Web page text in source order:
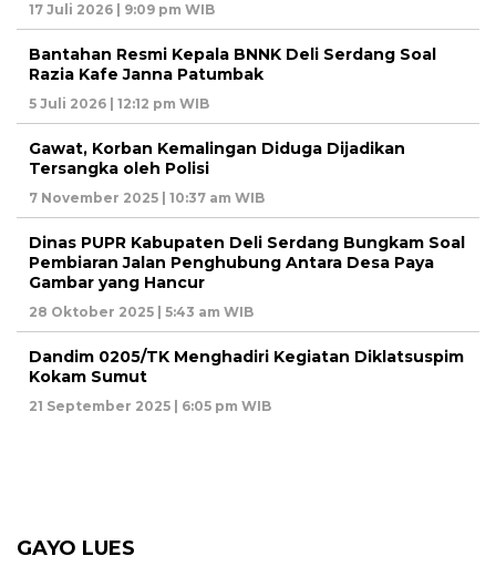
17 Juli 2026 | 9:09 pm WIB
Bantahan Resmi Kepala BNNK Deli Serdang Soal
Razia Kafe Janna Patumbak
5 Juli 2026 | 12:12 pm WIB
Gawat, Korban Kemalingan Diduga Dijadikan
Tersangka oleh Polisi
7 November 2025 | 10:37 am WIB
Dinas PUPR Kabupaten Deli Serdang Bungkam Soal
Pembiaran Jalan Penghubung Antara Desa Paya
Gambar yang Hancur
28 Oktober 2025 | 5:43 am WIB
Dandim 0205/TK Menghadiri Kegiatan Diklatsuspim
Kokam Sumut
21 September 2025 | 6:05 pm WIB
GAYO LUES